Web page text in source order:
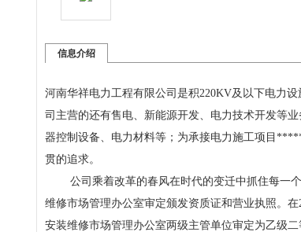
信息介绍
河南华祥电力工程有限公司 是积220KV及以下电力设
司主营的还有售电、新能源开发、电力技术开发等
器控制设备、电力材料等；为承接电力施工项目
贯的追求。
公司乘着改革的春风在时代的变迁中抓住每一
维修市场管理办公室审定颁发资质证和营业执照。 在
安装维修市场管理办公室两级主管单位审定为乙级二